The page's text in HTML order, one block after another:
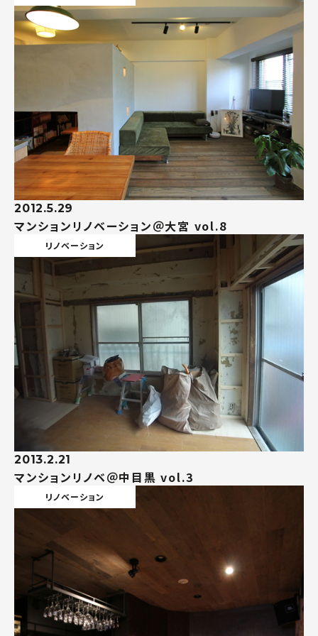
2012.5.29
マンションリノベーション＠大宮 vol.8
2013.2.21
マンションリノベ＠中目黒 vol.3
リノベーション
リノベーション